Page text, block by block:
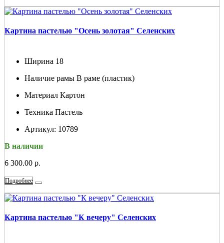
Картина пастелью "Осень золотая" Селенских
Ширина 18
Наличие рамы В раме (пластик)
Материал Картон
Техника Пастель
Артикул: 10789
В наличии
6 300.00 р.
Подробнее
Картина пастелью "К вечеру" Селенских